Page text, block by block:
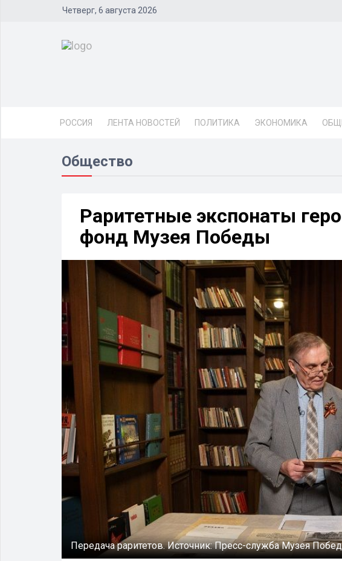
Четверг, 6 августа 2026
РОССИЯ ЛЕНТА НОВОСТЕЙ ПОЛИТИКА ЭКОНОМИКА
Общество
Раритетные экспонаты
фонд Музея Победы
Передача раритетов.Источник:Пресс-служба Музея